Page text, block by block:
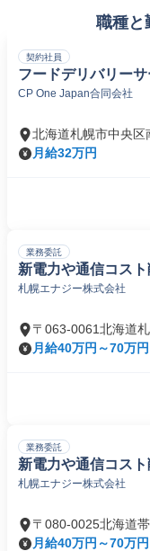
職種と
契約社員
フードデリバリー
CP One Japan合同会社
北海道札幌市中央区
月給32万円
業務委託
新電力や通信コス
札幌エナジー株式会社
〒063-0061北海道
月給40万円～70万円
業務委託
新電力や通信コス
札幌エナジー株式会社
〒080-0025北海道
月給40万円～70万円